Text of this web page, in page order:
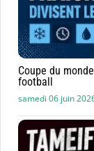
Coupe du
football
samedi 06 juin